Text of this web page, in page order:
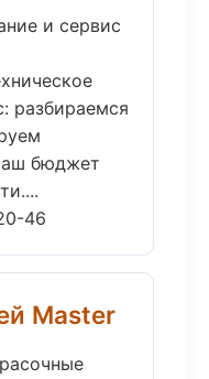
и сервис
разбираемся
бюджет
46
Master